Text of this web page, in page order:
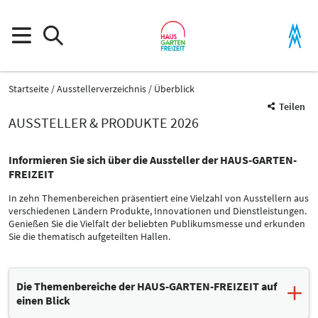
Startseite Ausstellerverzeichnis
Überblick
Teilen
AUSSTELLER & PRODUKTE 2026
Informieren Sie sich über die Aussteller der HAUS-GARTEN-
FREIZEIT
In zehn Themenbereichen präsentiert eine Vielzahl von Ausstellern aus
verschiedenen Ländern Produkte, Innovationen und Dienstleistungen.
Genießen Sie die Vielfalt der beliebten Publikumsmesse und erkunden
Sie die thematisch aufgeteilten Hallen.
Die Themenbereiche der HAUS-GARTEN-FREIZEIT auf
einen Blick